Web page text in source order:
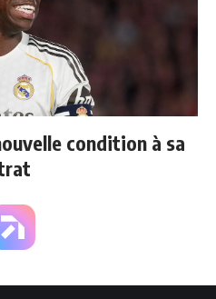
condition à sa